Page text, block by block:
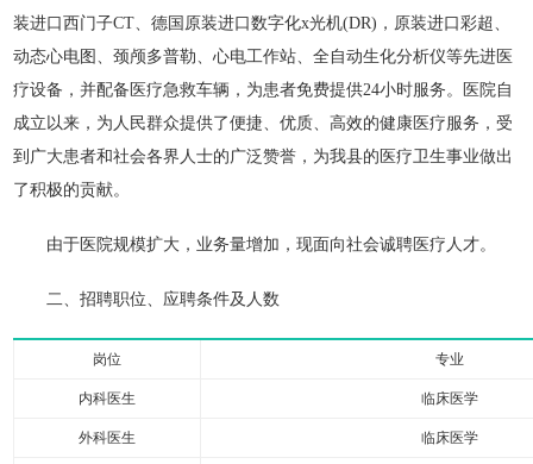
装进口西门子CT、德国原装进口数字化x光机(DR)，原装进口彩超、
动态心电图、颈颅多普勒、心电工作站、全自动生化分析仪等先进医
疗设备，并配备医疗急救车辆，为患者免费提供24小时服务。医院自
成立以来，为人民群众提供了便捷、优质、高效的健康医疗服务，受
到广大患者和社会各界人士的广泛赞誉，为我县的医疗卫生事业做出
了积极的贡献。
由于医院规模扩大，业务量增加，现面向社会诚聘医疗人才。
二、招聘职位、应聘条件及人数
岗位 专业
内科医生 临床医学
外科医生 临床医学